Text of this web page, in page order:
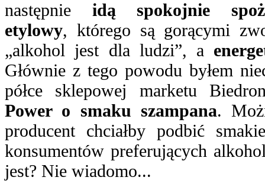
następnie idą spokojnie
etylowy, którego są gorącymi
„alkohol jest dla ludzi”, a
Głównie z tego powodu byłem
półce sklepowej marketu
Power o smaku szampana.
producent chciałby podbić
konsumentów preferujących
jest? Nie wiadomo...